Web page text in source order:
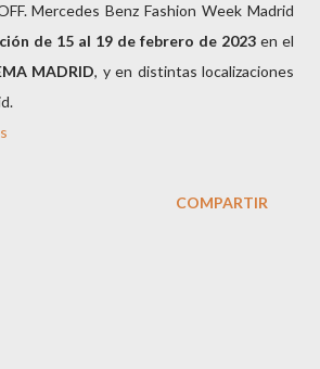
Mercedes Benz Fashion Week Madrid
de 15 al 19 de febrero de 2023 en el
MADRID, y en distintas localizaciones
COMPARTIR